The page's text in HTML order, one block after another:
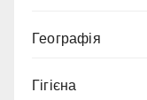
Географія
Гігієна